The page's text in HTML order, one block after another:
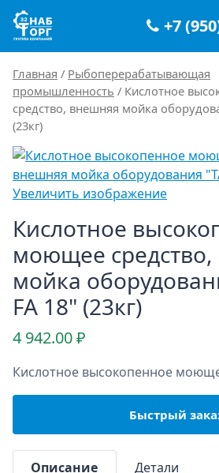
Main Navigation +7
Главная / Рыбоперерабатывающая
промышленность / Кислотное
средство, внешняя мойка
(23кг)
Увеличить изображение
Кислотное
моющее
мойка
FA 18" (23кг)
4 942.00₽
Кислотное высокопенное
Быстрый
Описание Детали